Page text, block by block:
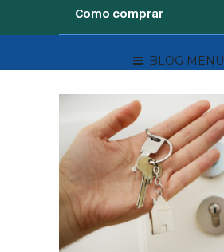
Como comprar
BLOG MENU